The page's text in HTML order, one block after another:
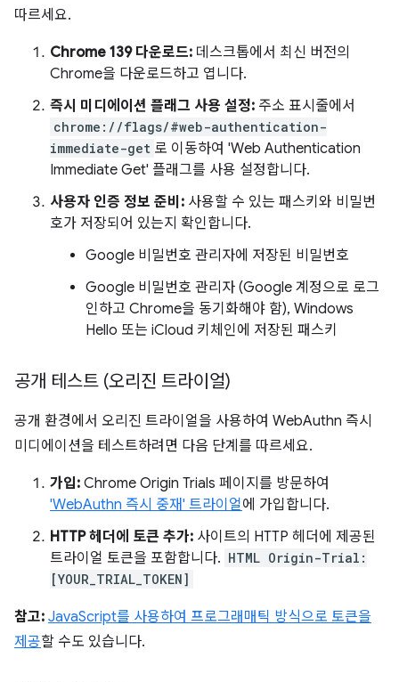
따르세요.
Chrome 139 다운로드: 데스크톱에서 최신 버전의
Chrome을 다운로드하고 엽니다.
즉시 미디에이션 플래그 사용 설정: 주소 표시줄에서
chrome://flags/#web-authentication-
immediate-get 로 이동하여 'Web Authentication
Immediate Get' 플래그를 사용 설정합니다.
사용자 인증 정보 준비: 사용할 수 있는 패스키와 비밀번
호가 저장되어 있는지 확인합니다.
Google 비밀번호 관리자에 저장된 비밀번호
Google 비밀번호 관리자 (Google 계정으로 로그
인하고 Chrome을 동기화해야 함), Windows
Hello 또는 iCloud 키체인에 저장된 패스키
공개 테스트 (오리진 트라이얼)
공개 환경에서 오리진 트라이얼을 사용하여 WebAuthn 즉시
미디에이션을 테스트하려면 다음 단계를 따르세요.
가입: Chrome Origin Trials 페이지를 방문하여
'WebAuthn 즉시 중재' 트라이얼에 가입합니다.
HTTP 헤더에 토큰 추가: 사이트의 HTTP 헤더에 제공된
트라이얼 토큰을 포함합니다. HTML Origin-Trial:
[YOUR_TRIAL_TOKEN]
참고: JavaScript를 사용하여 프로그래매틱 방식으로 토큰을
제공할 수도 있습니다.